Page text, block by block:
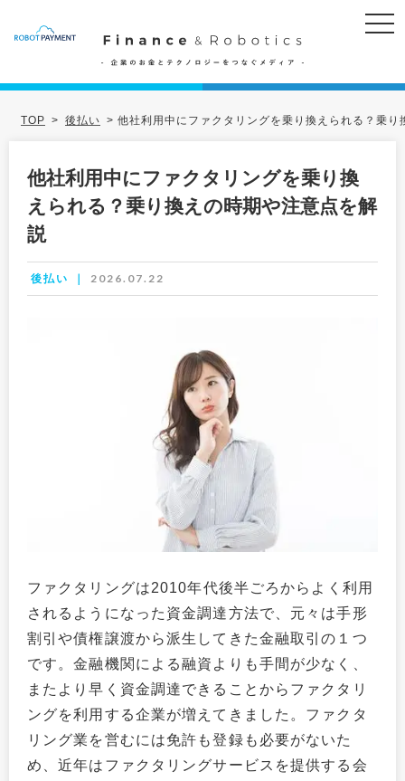
TOP > 後払い > 他社利用中にファクタリングを乗り換えられる？乗り
他社利用中にファクタリングを乗り換
えられる？乗り換えの時期や注意点を解
説
後払い 2026.07.22
ファクタリングは2010年代後半ごろからよく利用
されるようになった資金調達方法で、元々は手形
割引や債権譲渡から派生してきた金融取引の１つ
です。金融機関による融資よりも手間が少なく、
またより早く資金調達できることからファクタリ
ングを利用する企業が増えてきました。ファクタ
リング業を営むには免許も登録も必要がないた
め、近年はファクタリングサービスを提供する会